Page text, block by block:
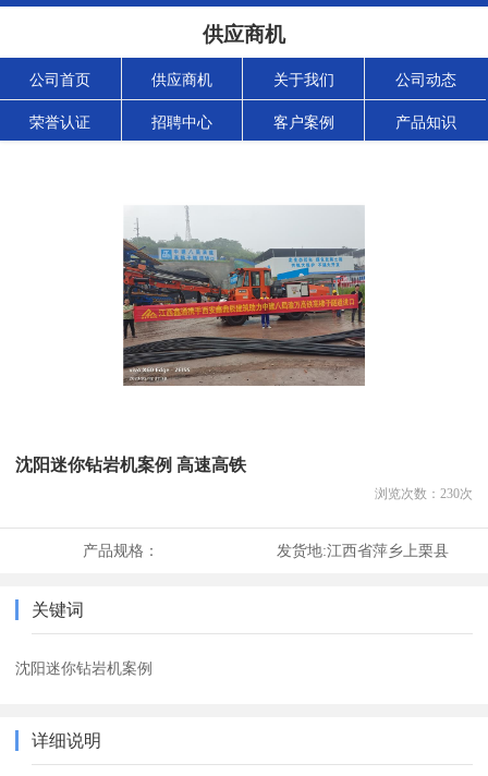
供应商机
公司首页 供应商机 关于我们 公司动态
荣誉认证 招聘中心 客户案例 产品知识
沈阳迷你钻岩机案例 高速高铁
浏览次数： 230次
产品规格： 发货地:江西省萍乡上栗县
关键词
沈阳迷你钻岩机案例
详细说明